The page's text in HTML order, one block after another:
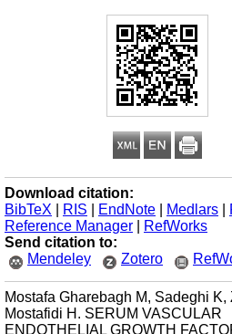
Download citation:
BibTeX
RIS EndNote Medlars
Reference Manager
RefWorks
Send citation to:
Mendeley
Zotero
Mostafa Gharebagh M, Sadeghi K,
Mostafidi H. SERUM VASCULAR
ENDOTHELIAL GROWTH